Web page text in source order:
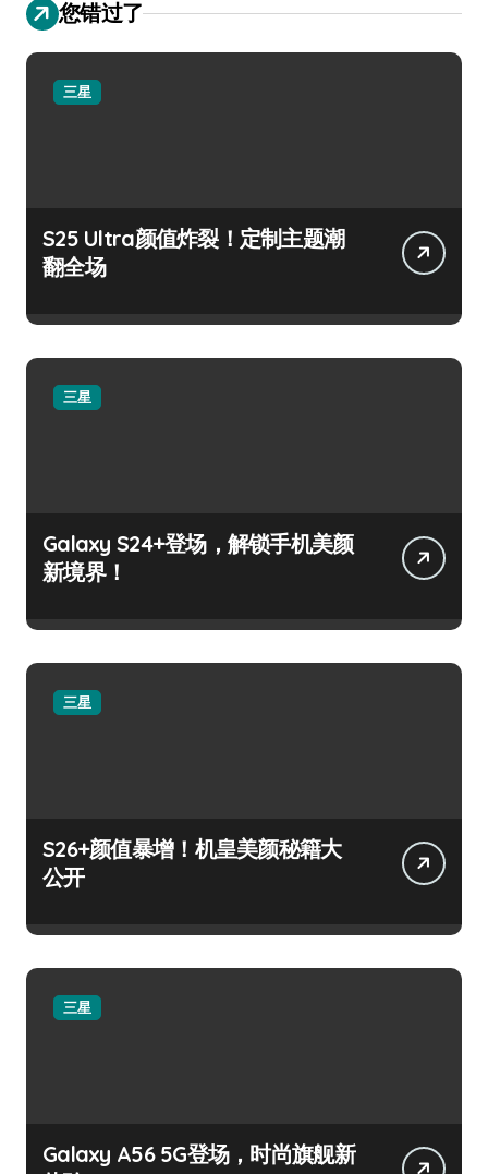
您错过了
三星
S25 Ultra颜值炸裂！定制主题潮
翻全场
三星
Galaxy S24+登场，解锁手机美颜
新境界！
三星
S26+颜值暴增！机皇美颜秘籍大
公开
三星
Galaxy A56 5G登场，时尚旗舰新